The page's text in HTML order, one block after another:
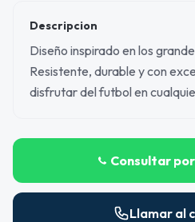
Descripcion
Diseño inspirado en los
Resistente, durable y con
disfrutar del futbol en
Consultar
Llamar al